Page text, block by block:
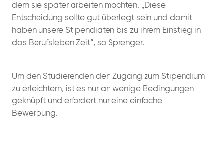
dem sie später arbeiten möchten. „Diese
Entscheidung sollte gut überlegt sein und damit
haben unsere Stipendiaten bis zu ihrem Einstieg in
das Berufsleben Zeit“, so Sprenger.
Um den Studierenden den Zugang zum Stipendium
zu erleichtern, ist es nur an wenige Bedingungen
geknüpft und erfordert nur eine einfache
Bewerbung.